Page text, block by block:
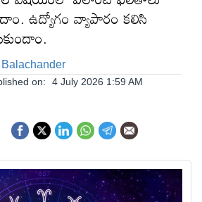
ఉద్యోగం వ్యాపారం కలిసి
Balachander
on: 4 July 2026 1:59 AM